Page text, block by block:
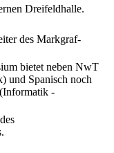
Dreifeldhalle.
des Markgraf-
bietet neben NwT
und Spanisch noch
-